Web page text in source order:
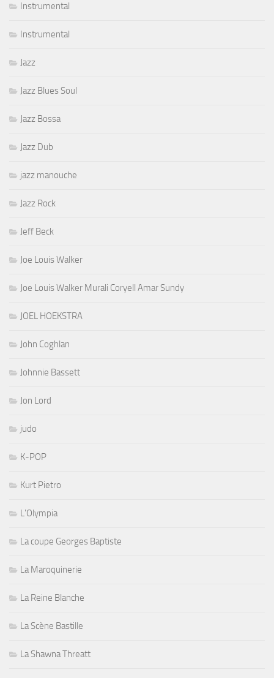
Instrumental
Instrumental
Jazz
Jazz Blues Soul
Jazz Bossa
Jazz Dub
jazz manouche
Jazz Rock
Jeff Beck
Joe Louis Walker
Joe Louis Walker Murali Coryell Amar Sundy
JOEL HOEKSTRA
John Coghlan
Johnnie Bassett
Jon Lord
judo
K-POP
Kurt Pietro
L'Olympia
La coupe Georges Baptiste
La Maroquinerie
La Reine Blanche
La Scène Bastille
La Shawna Threatt